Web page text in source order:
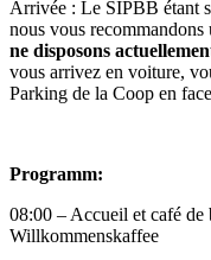
Arrivée : Le SIPBB étant
nous vous
ne disposons
vous arrivez en voiture,
Parking de la Coop en
Programm:
08:00 – Accueil et café
Willkommenskaffee